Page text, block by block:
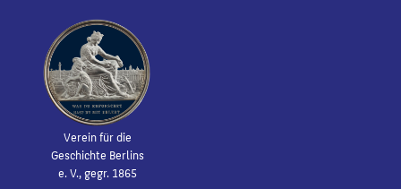
Verein für die
Geschichte Berlins
e. V., gegr. 1865